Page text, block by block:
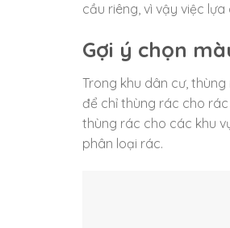
cầu riêng, vì vậy việc
Gợi ý chọn
Trong khu dân cư,
để chỉ thùng rác cho
thùng rác cho các khu
phân loại rác.